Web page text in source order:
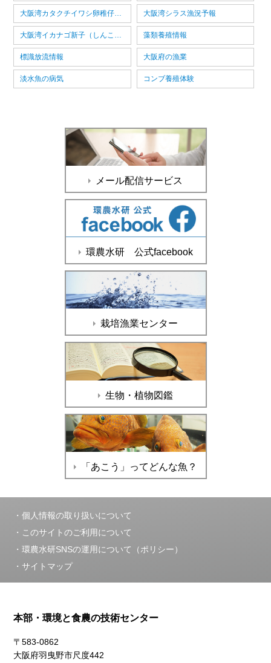
大阪湾カタクチイワシ卵稚仔情報 大阪湾シラス漁況予報
大阪湾イカナゴ新子（しんこ）漁況予報 藻類養殖情報
標識放流情報 大阪府の漁業
淡水魚の病気 コンブ養殖体験
メール配信サービス
環農水研 公式facebook
栽培漁業センター
生物・植物図鑑
「あこう」ってどんな魚？
個人情報の取り扱いについて
このサイトのご利用について
環農水研SNSの運用について（ポリシー）
サイトマップ
本部・環境と食農の技術センター
〒583-0862
大阪府羽曳野市尺度442